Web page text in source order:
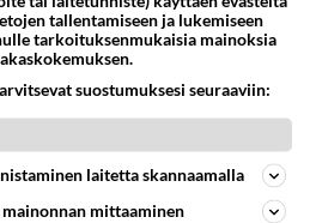
ylös
420
1780
tallentamiseen ja lukemiseen
tarkoituksenmukaisia mainoksia
suostumuksesi seuraaviin:
laitetta skannaamalla
mittaaminen